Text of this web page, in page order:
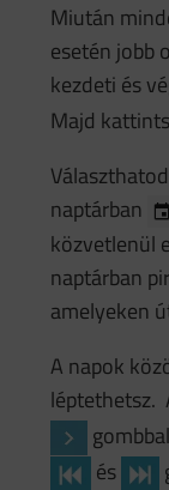
Miután
esetén jobb
kezdeti és
Majd
naptárban
közvetlenül
naptárban
amelyeken
A napok
léptethetsz.
és